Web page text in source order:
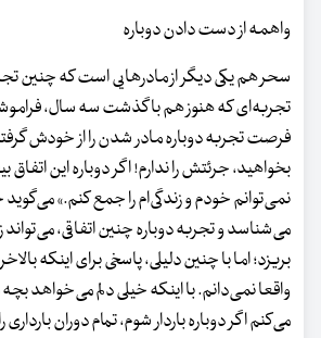
واهمه از دست دادن دوباره
سحر هم یکی دیگر از مادرهایی است که چنین
تجربه‌ای که هنوز هم با گذشت سه سال،
فرصت تجربه دوباره مادر شدن را از خودش
بخواهید، جرئتش را ندارم! اگر دوباره این اتفاق
نمی‌توانم خودم و زندگی‌ام را جمع کنم.»
می‌شناسد و تجربه دوباره چنین اتفاقی، می‌تواند
بریزد؛ اما با چنین دلیلی، پاسخی برای اینکه
واقعا نمی‌دانم. با اینکه خیلی دلم می‌خواهد
می‌کنم اگر دوباره باردار شوم، تمام دوران